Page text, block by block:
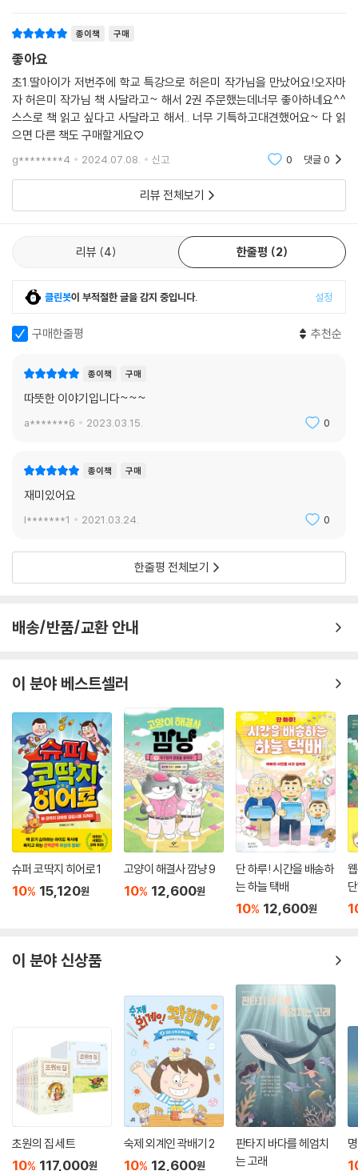
종이책 구매
좋아요
초1.딸아이가 저번주에 학교 특강으로 허은미 작가님을 만났어요!오자마
자 허은미 작가님 책 사달라고~ 해서 2권 주문했는데너무 좋아하네요^^
스스로 책 읽고 싶다고 사달라고 해서.. 너무 기특하고대견했어요~ 다 읽
으면 다른 책도 구매할게요♡
g********4 2024.07.08. 신고 0 댓글0
리뷰 전체보기
리뷰 4 한줄평 2
클린봇이 부적절한 글을 감지 중입니다. 설정
구매한줄평 추천순
종이책 구매
따뜻한 이야기입니다~~~
a*******6 2023.03.15. 0
종이책 구매
재미있어요
l*******1 2021.03.24. 0
한줄평 전체보기
배송/반품/교환 안내
이 분야 베스트셀러
슈퍼 코딱지 히어로 1
10% 15,120원
고양이 해결사 깜냥 9
10% 12,600원
단 하루! 시간을 배송하
는 하늘 택배
10% 12,600원
이 분야 신상품
초원의 집 세트
10% 117,000원
숙제 외계인 곽배기 2
10% 12,600원
판타지 바다를 헤엄치
는 고래